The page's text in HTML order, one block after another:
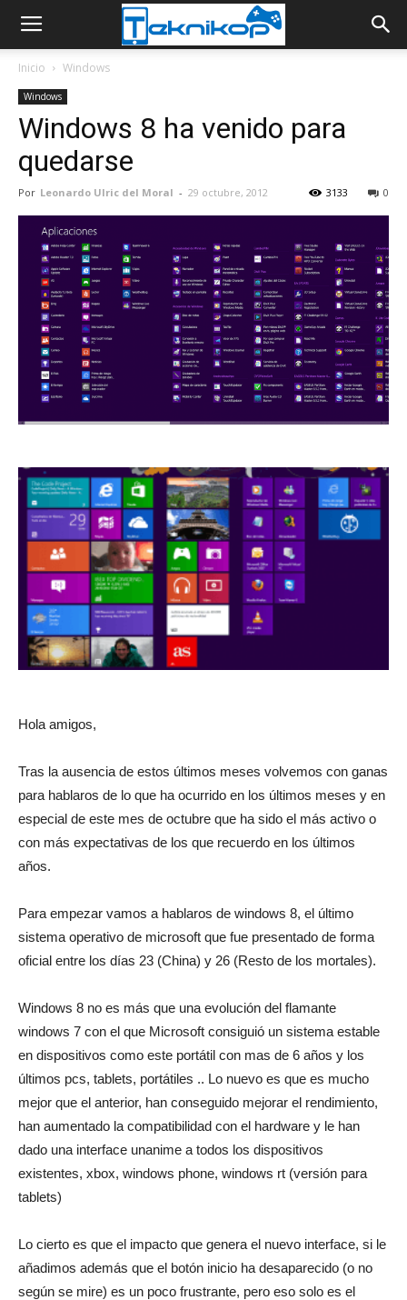
Inicio Windows
Windows
Windows 8 ha venido para
quedarse
Por Leonardo Ulric del Moral - 29 octubre, 2012 0
3133
Hola amigos,
Tras la ausencia de estos últimos meses volvemos con ganas
para hablaros de lo que ha ocurrido en los últimos meses y en
especial de este mes de octubre que ha sido el más activo o
con más expectativas de los que recuerdo en los últimos
años.
Para empezar vamos a hablaros de windows 8, el último
sistema operativo de microsoft que fue presentado de forma
oficial entre los días 23 (China) y 26 (Resto de los mortales).
Windows 8 no es más que una evolución del flamante
windows 7 con el que Microsoft consiguió un sistema estable
en dispositivos como este portátil con mas de 6 años y los
últimos pcs, tablets, portátiles .. Lo nuevo es que es mucho
mejor que el anterior, han conseguido mejorar el rendimiento,
han aumentado la compatibilidad con el hardware y le han
dado una interface unanime a todos los dispositivos
existentes, xbox, windows phone, windows rt (versión para
tablets)
Lo cierto es que el impacto que genera el nuevo interface, si le
añadimos además que el botón inicio ha desaparecido (o no
según se mire) es un poco frustrante, pero eso solo es el